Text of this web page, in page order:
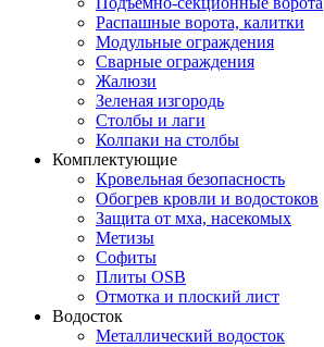
Распашные ворота, калитки
Модульные ограждения
Сварные ограждения
Жалюзи
Зеленая изгородь
Столбы и лаги
Колпаки на столбы
Комплектующие
Кровельная безопасность
Обогрев кровли и водостоков
Защита от мха, насекомых
Метизы
Софиты
Плиты OSB
Отмотка и плоский лист
Водосток
Металлический водосток